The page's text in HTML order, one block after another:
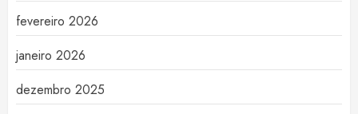
fevereiro 2026
janeiro 2026
dezembro 2025